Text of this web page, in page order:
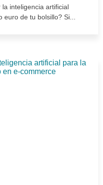
inteligencia artificial
de tu bolsillo? Si...